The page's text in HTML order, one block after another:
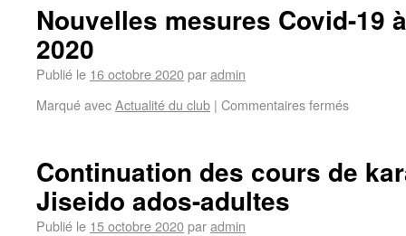
Nouvelles mesures Covid-19
2020
Publié le 16 octobre 2020paradmin
Marqué avecActualité du club | Commentaires fermés
Continuation des cours de
Jiseido ados-adultes
Publié le 15 octobre 2020paradmin